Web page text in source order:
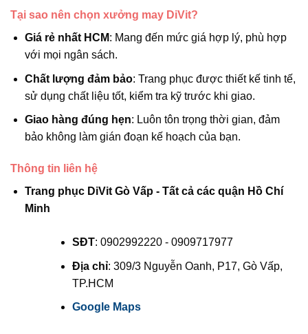
Tại sao nên chọn xưởng may DiVit?
Giá rẻ nhất HCM: Mang đến mức giá hợp lý, phù hợp
với mọi ngân sách.
Chất lượng đảm bảo: Trang phục được thiết kế tinh tế,
sử dụng chất liệu tốt, kiểm tra kỹ trước khi giao.
Giao hàng đúng hẹn: Luôn tôn trọng thời gian, đảm
bảo không làm gián đoạn kế hoạch của bạn.
Thông tin liên hệ
Trang phục DiVit Gò Vấp - Tất cả các quận Hồ Chí
Minh
SĐT: 0902992220 - 0909717977
Địa chỉ: 309/3 Nguyễn Oanh, P17, Gò Vấp,
TP.HCM
Google Maps